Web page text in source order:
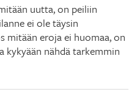
uutta, on peiliin
ei ole täysin
mitään eroja ei huomaa, on
kykyään nähdä tarkemmin